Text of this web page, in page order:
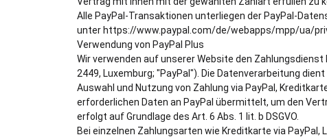
Alle PayPal-Transaktionen unterliegen der PayPal-
unter https://www.paypal.com/de/webapps/mpp/ua/
Verwendung von PayPal Plus
Wir verwenden auf unserer Website den Zahlungsdienst
2449, Luxemburg; "PayPal"). Die Datenverarbeitung
Auswahl und Nutzung von Zahlung via PayPal,
erforderlichen Daten an PayPal übermittelt, um den
erfolgt auf Grundlage des Art. 6 Abs. 1 lit. b DSGVO.
Bei einzelnen Zahlungsarten wie Kreditkarte via